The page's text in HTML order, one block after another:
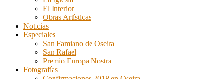
El Interior
Obras Artísticas
Noticias
Especiales
San Famiano de Oseira
San Rafael
Premio Europa Nostra
Fotografías